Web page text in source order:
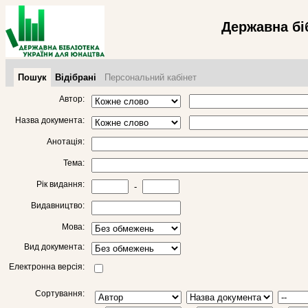
Державна
Пошук Відібрані Персональний кабінет
Автор:
Назва документа:
Анотація:
Тема:
Рік видання: -
Видавництво:
Мова:
Вид документа:
Електронна версія:
Сортування: